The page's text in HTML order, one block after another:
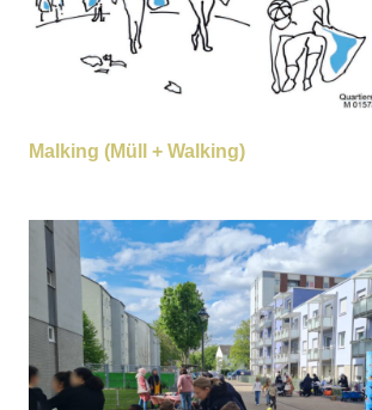
Malking (Müll + Walking)